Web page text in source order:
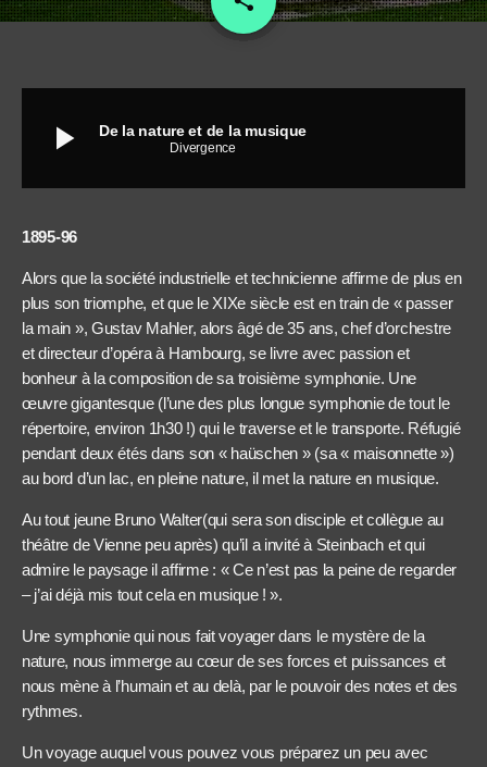
play_arrow De la nature et de la musique
Divergence
1895-96
Alors que la société industrielle et technicienne affirme de plus en
plus son triomphe, et que le XIXe siècle est en train de « passer
la main », Gustav Mahler, alors âgé de 35 ans, chef d’orchestre
et directeur d’opéra à Hambourg, se livre avec passion et
bonheur à la composition de sa troisième symphonie. Une
œuvre gigantesque (l’une des plus longue symphonie de tout le
répertoire, environ 1h30 !) qui le traverse et le transporte. Réfugié
pendant deux étés dans son « haüschen » (sa « maisonnette »)
au bord d’un lac, en pleine nature, il met la nature en musique.
Au tout jeune Bruno Walter(qui sera son disciple et collègue au
théâtre de Vienne peu après) qu’il a invité à Steinbach et qui
admire le paysage il affirme : « Ce n’est pas la peine de regarder
– j’ai déjà mis tout cela en musique ! ».
Une symphonie qui nous fait voyager dans le mystère de la
nature, nous immerge au cœur de ses forces et puissances et
nous mène à l’humain et au delà, par le pouvoir des notes et des
rythmes.
Un voyage auquel vous pouvez vous préparez un peu avec